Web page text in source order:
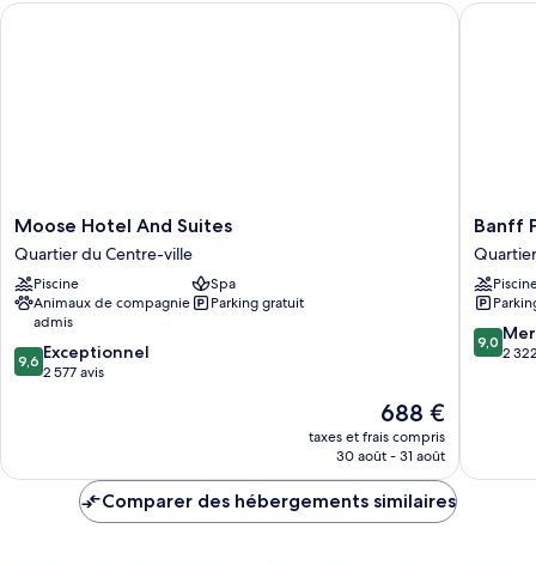
Chambre
Moose
Hotel
And
Suites
Quartier
Centre-
ville
Moose Hotel And Suites
Quartier du Centre-ville
Piscine
Spa
Animaux de compagnie
admis
Parking gratuit
9.6
sur
9,6 Exceptionnel
2 577 avis
Le
nouveau
prix
de
688 €
taxes et frais compris
30 août - 31 août
Moose Hotel And Suites
Banff
Park
Lodge
Quartier
du
Centre-
ville
Banff
9.0
sur
9,0
2
Banff
Comparer des hébergements similaires